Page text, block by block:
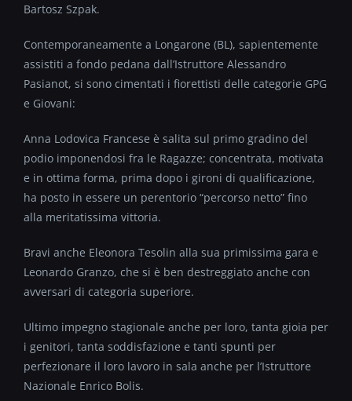
Bartosz Szpak.
Contemporaneamente a Longarone (BL), sapientemente
assistiti a fondo pedana dall’Istruttore Alessandro
Pasianot, si sono cimentati i fiorettisti delle categorie GPG
e Giovani:
Anna Lodovica Francese è salita sul primo gradino del
podio imponendosi fra le Ragazze; concentrata, motivata
e in ottima forma, prima dopo i gironi di qualificazione,
ha posto in essere un perentorio “percorso netto” fino
alla meritatissima vittoria.
Bravi anche Eleonora Tesolin alla sua primissima gara e
Leonardo Granzo, che si è ben destreggiato anche con
avversari di categoria superiore.
Ultimo impegno stagionale anche per loro, tanta gioia per
i genitori, tanta soddisfazione e tanti spunti per
perfezionare il loro lavoro in sala anche per l’Istruttore
Nazionale Enrico Bolis.